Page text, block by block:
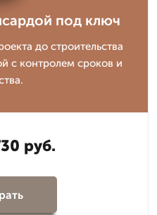
под ключ
до строительства
с контролем сроков и
руб.